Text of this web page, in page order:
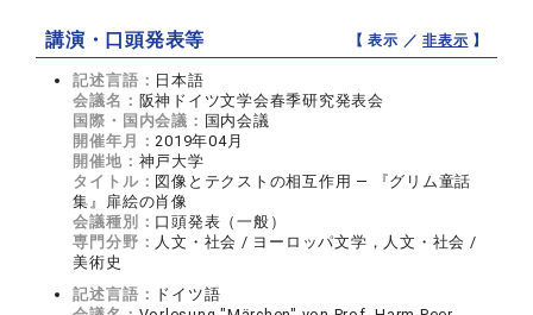
講演・口頭発表等 【 表示 ／非表示 】
記述言語： 日本語
会議名： 阪神ドイツ文学会春季研究発表会
国際・国内会議： 国内会議
開催年月：2019年04月
開催地： 神戸大学
タイトル： 図像とテクストの相互作用 ― 『グリム童話
集』扉絵の肖像
会議種別： 口頭発表（一般）
専門分野： 人文・社会 / ヨーロッパ文学，人文・社会 /
美術史
記述言語： ドイツ語